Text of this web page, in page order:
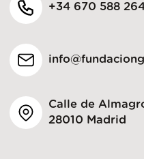
+34 670 588
Calle de
28010 Madrid